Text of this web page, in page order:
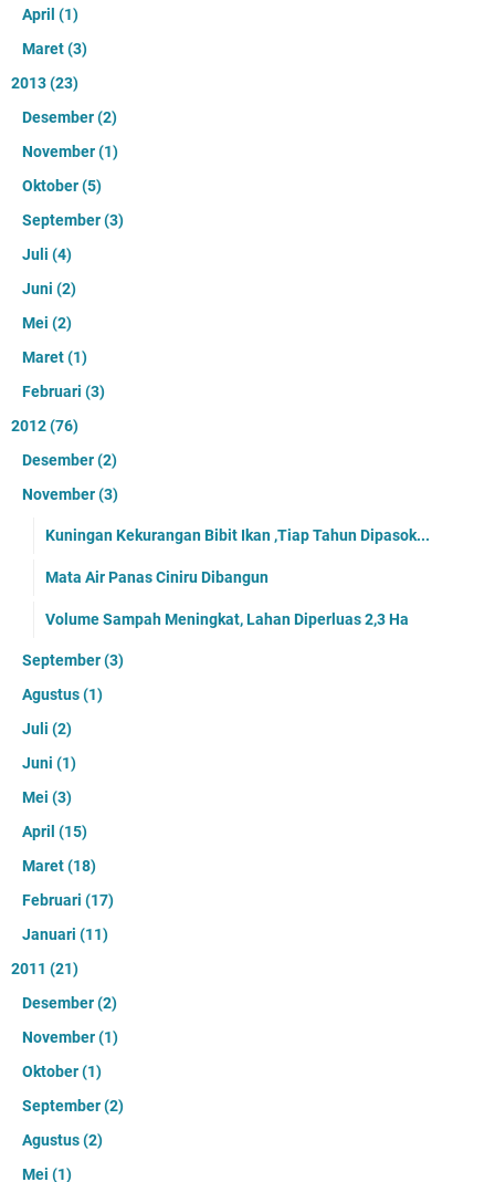
April (1)
Maret(3)
2013(23)
Desember(2)
November(1)
Oktober(5)
September(3)
Juli (4)
Juni (2)
Mei (2)
Maret(1)
Februari (3)
2012(76)
Desember(2)
November(3)
Kuningan Kekurangan Bibit Ikan ,Tiap Tahun Dipasok...
Mata Air Panas Ciniru Dibangun
Volume Sampah Meningkat, Lahan Diperluas 2,3 Ha
September(3)
Agustus(1)
Juli (2)
Juni (1)
Mei (3)
April (15)
Maret(18)
Februari (17)
Januari (11)
2011 (21)
Desember(2)
November(1)
Oktober(1)
September(2)
Agustus(2)
Mei (1)